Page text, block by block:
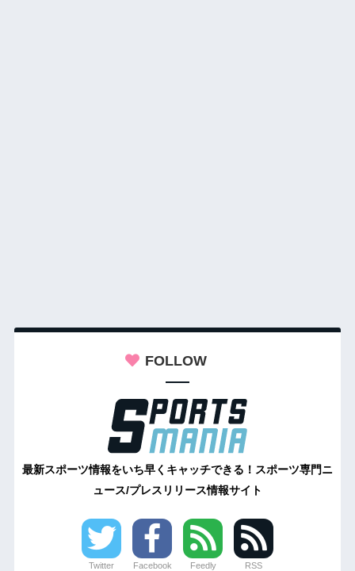
FOLLOW
最新スポーツ情報をいち早くキャッチできる！スポーツ専門ニ
ュース/プレスリリース情報サイト
Twitter Facebook Feedly RSS